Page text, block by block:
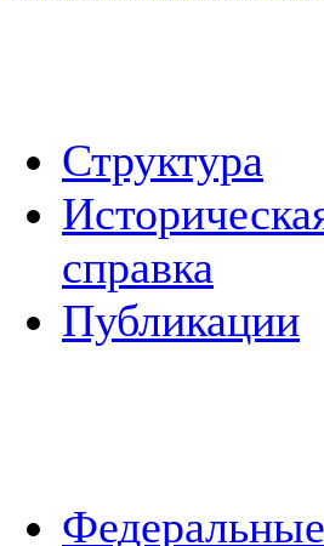
Структура
справка
Публикации